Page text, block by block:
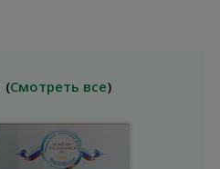
(Смотреть все)